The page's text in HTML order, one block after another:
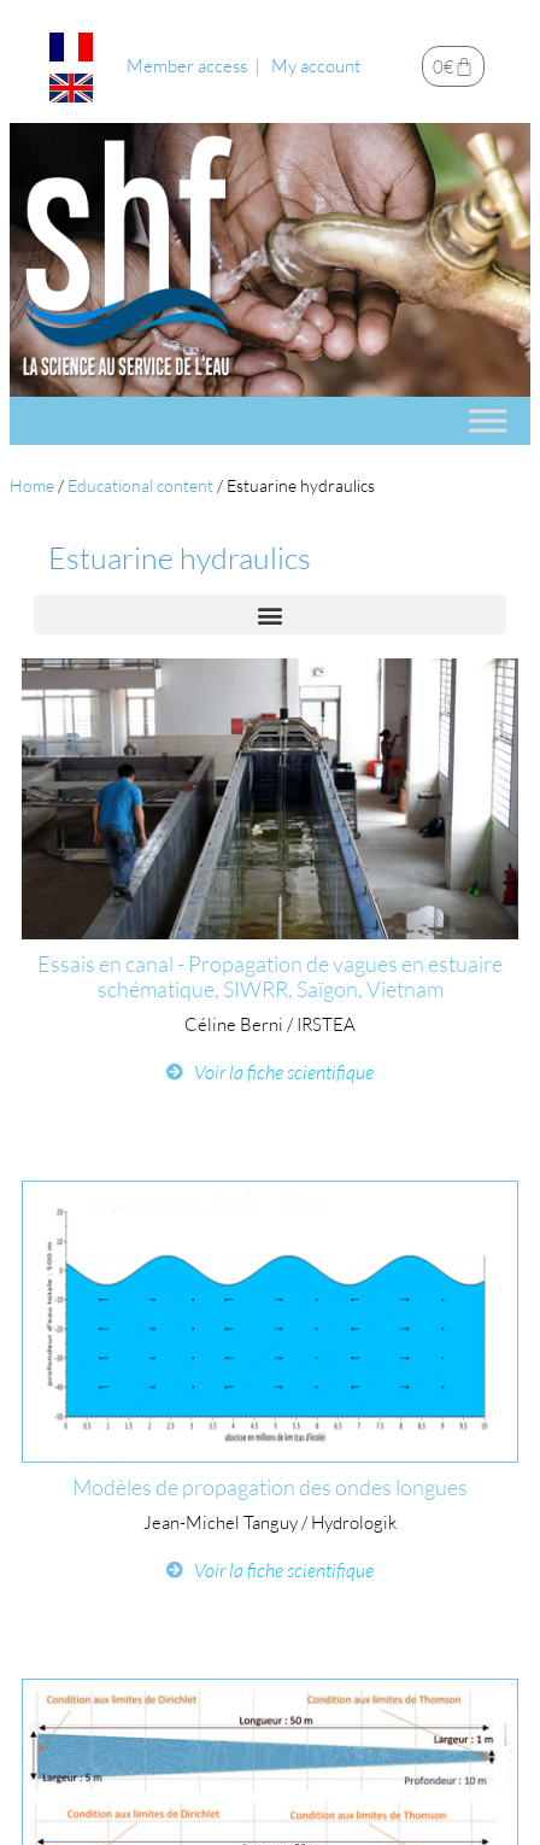
Member access My account 0€
Home / Educational content / Estuarine hydraulics
Estuarine hydraulics
Essais en canal - Propagation de vagues en estuaire
schématique, SIWRR, Saïgon, Vietnam
Céline Berni / IRSTEA
Voir la fiche scientifique
Modèles de propagation des ondes longues
Jean-Michel Tanguy / Hydrologik
Voir la fiche scientifique